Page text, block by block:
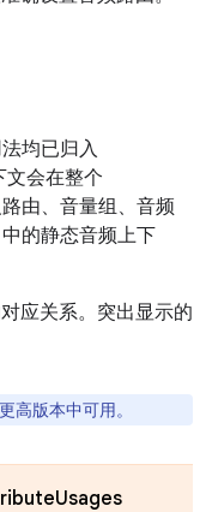
均已归入
文会在整个
由、音量组、音频
的静态音频上下
应关系。突出显示的
高版本中可用。